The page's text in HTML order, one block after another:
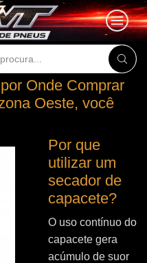
Onde Comprar
Oeste, você
Por que
utilizar um
secador de
capacete?
O uso contínuo do
capacete gera
acúmulo de suor